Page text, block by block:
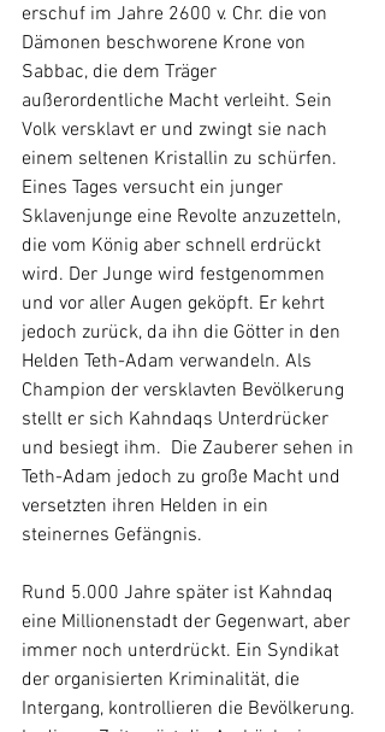
erschuf im Jahre 2600 v. Chr. die von
Dämonen beschworene Krone von
Sabbac, die dem Träger
außerordentliche Macht verleiht. Sein
Volk versklavt er und zwingt sie nach
einem seltenen Kristallin zu schürfen.
Eines Tages versucht ein junger
Sklavenjunge eine Revolte anzuzetteln,
die vom König aber schnell erdrückt
wird. Der Junge wird festgenommen
und vor aller Augen geköpft. Er kehrt
jedoch zurück, da ihn die Götter in den
Helden Teth-Adam verwandeln. Als
Champion der versklavten Bevölkerung
stellt er sich Kahndaqs Unterdrücker
und besiegt ihm.  Die Zauberer sehen in
Teth-Adam jedoch zu große Macht und
versetzten ihren Helden in ein
steinernes Gefängnis.
Rund 5.000 Jahre später ist Kahndaq
eine Millionenstadt der Gegenwart, aber
immer noch unterdrückt. Ein Syndikat
der organisierten Kriminalität, die
Intergang, kontrollieren die Bevölkerung.